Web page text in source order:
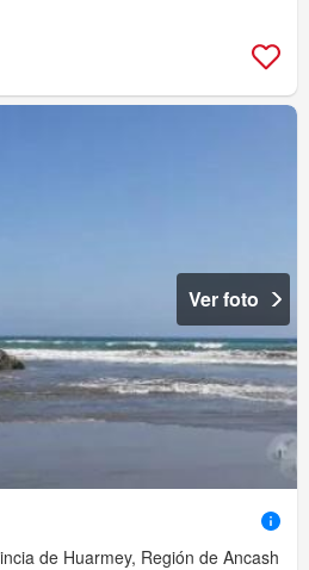
Ver foto
de Huarmey, Región de Ancash